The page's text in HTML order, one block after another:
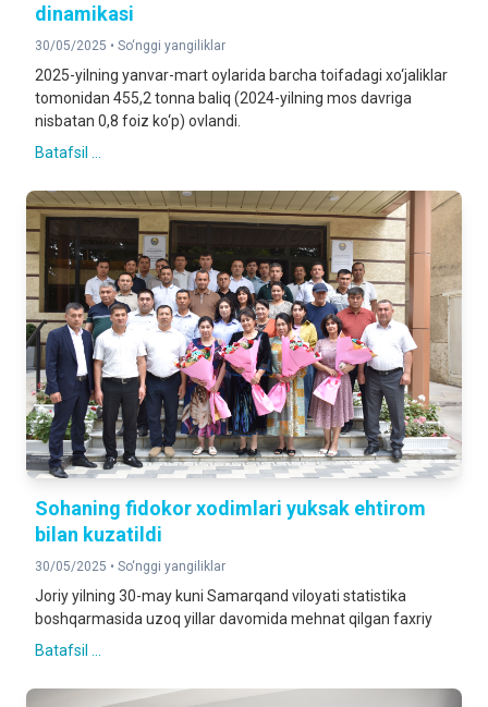
dinamikasi
30/05/2025 • So‘nggi yangiliklar
2025-yilning yanvar-mart oylarida barcha toifadagi xo‘jaliklar
tomonidan 455,2 tonna baliq (2024-yilning mos davriga
nisbatan 0,8 foiz ko‘p) ovlandi.
Batafsil ...
Sohaning fidokor xodimlari yuksak ehtirom
bilan kuzatildi
30/05/2025 • So‘nggi yangiliklar
Joriy yilning 30-may kuni Samarqand viloyati statistika
boshqarmasida uzoq yillar davomida mehnat qilgan faxriy
Batafsil ...